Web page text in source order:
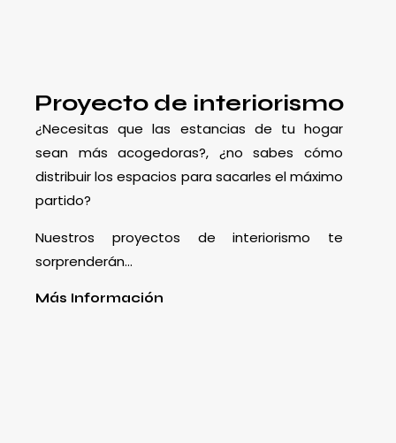
Proyecto de interiorismo
¿Necesitas que las estancias de tu hogar
sean más acogedoras?, ¿no sabes cómo
distribuir los espacios para sacarles el máximo
partido?
Nuestros proyectos de interiorismo te
sorprenderán…
Más Información